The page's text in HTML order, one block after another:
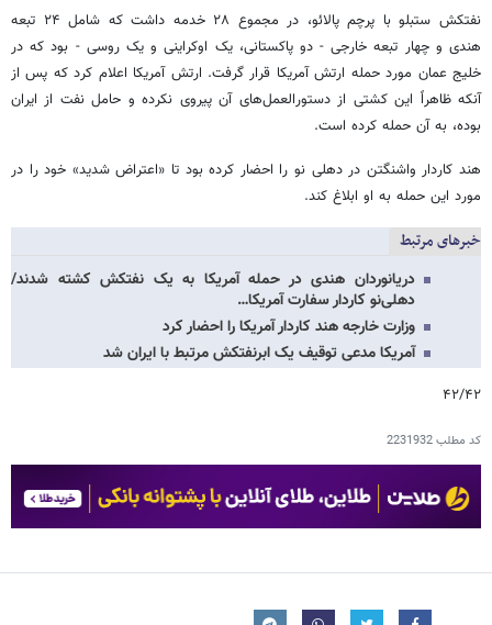
نفتکش ستبلو با پرچم پالائو، در مجموع ۲۸ خدمه داشت که شامل ۲۴ تبعه
هندی و چهار تبعه خارجی - دو پاکستانی، یک اوکراینی و یک روسی - بود که در
خلیج عمان مورد حمله ارتش آمریکا قرار گرفت. ارتش آمریکا اعلام کرد که پس از
آنکه ظاهراً این کشتی از دستورالعمل‌های آن پیروی نکرده و حامل نفت از ایران
بوده، به آن حمله کرده است.
هند کاردار واشنگتن در دهلی نو را احضار کرده بود تا «اعتراض شدید» خود را در
مورد این حمله به او ابلاغ کند.
خبرهای مرتبط
دریانوردان هندی در حمله آمریکا به یک نفتکش کشته شدند/
دهلی‌نو کاردار سفارت آمریکا…
وزارت خارجه هند کاردار آمریکا را احضار کرد
آمریکا مدعی توقیف یک ابرنفتکش مرتبط با ایران شد
۴۲/۴۲
کد مطلب2231932